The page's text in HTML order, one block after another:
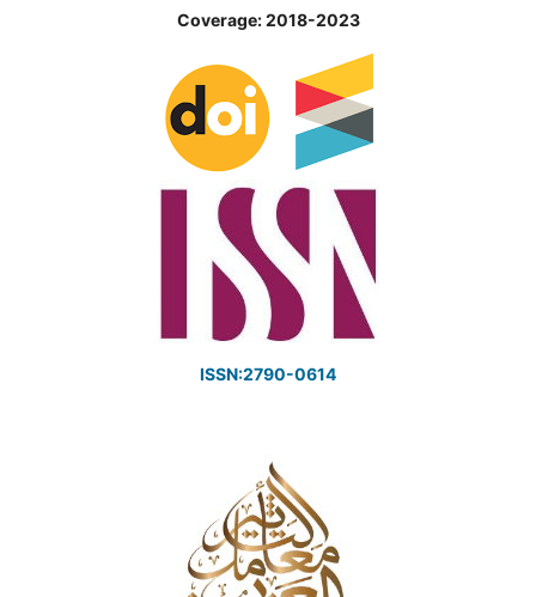
Coverage: 2018-2023
ISSN:2790-0614